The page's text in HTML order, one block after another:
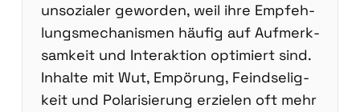
unso­zia­ler gewor­den, weil ihre Emp­feh­
lungs­me­cha­nis­men häu­fig auf Auf­merk­
sam­keit und Inter­ak­ti­on opti­miert sind.
Inhal­te mit Wut, Empö­rung, Feind­se­lig­
keit und Pola­ri­sie­rung erzie­len oft mehr